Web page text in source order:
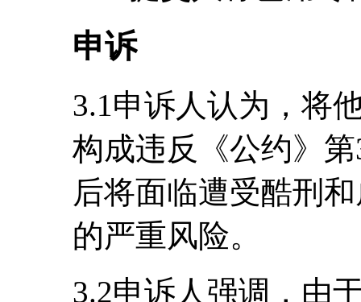
申诉
3.1申诉人认为，将
构成违反《公约》
后将面临遭受酷刑
的严重风险。
3.2申诉人强调，由